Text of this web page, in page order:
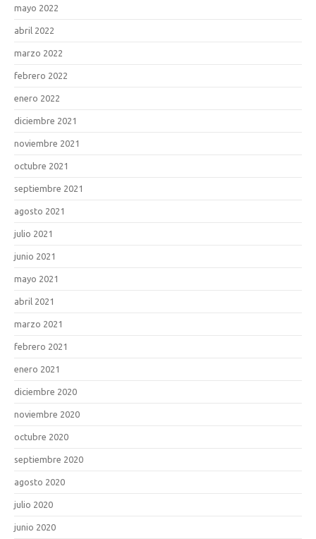
mayo 2022
abril 2022
marzo 2022
febrero 2022
enero 2022
diciembre 2021
noviembre 2021
octubre 2021
septiembre 2021
agosto 2021
julio 2021
junio 2021
mayo 2021
abril 2021
marzo 2021
febrero 2021
enero 2021
diciembre 2020
noviembre 2020
octubre 2020
septiembre 2020
agosto 2020
julio 2020
junio 2020